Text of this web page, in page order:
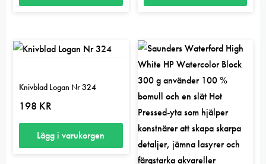
produkten
varianter.
De
olika
alternativen
Knivblad Logan Nr 324
198 KR
Lägg i varukorgen